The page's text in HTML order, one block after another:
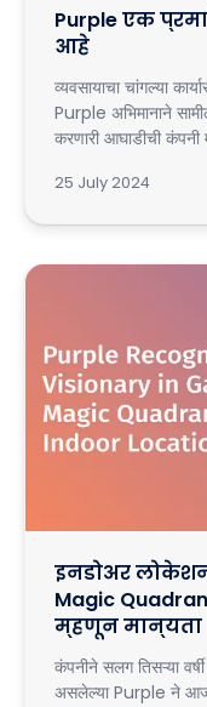
Purple एक
आहे
व्यवसायाचा चांगल्या
Purple अभिमानाने
करणारी आघाडीची
25 July 2024
इनडोअर
Magic
म्हणून मान्यता
कंपनीने सलग तिसऱ्या
असलेल्या Purple ने